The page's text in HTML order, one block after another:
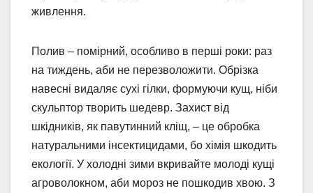
живлення.
Полив – помірний, особливо в перші роки: раз
на тиждень, аби не перезволожити. Обрізка
навесні видаляє сухі гілки, формуючи кущ, ніби
скульптор творить шедевр. Захист від
шкідників, як павутинний кліщ, – це обробка
натуральними інсектицидами, бо хімія шкодить
екології. У холодні зими вкривайте молоді кущі
агроволокном, аби мороз не пошкодив хвою. З